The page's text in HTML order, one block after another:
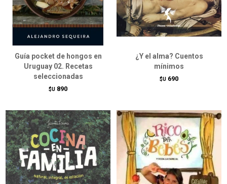
Guía pocket de hongos en
Uruguay 02. Recetas
seleccionadas
$U 890
¿Y el alma? Cuentos
mínimos
$U 690